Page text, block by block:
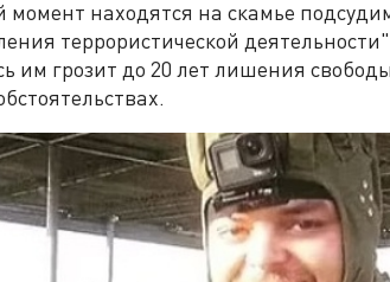
момент находятся на скамье
террористической
им грозит до 20 лет лишения